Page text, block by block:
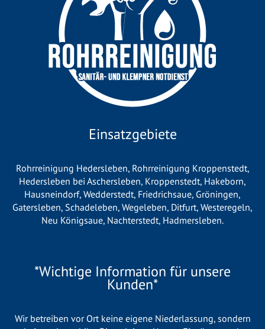
Einsatzgebiete
Rohrreinigung Hedersleben, Rohrreinigung Kroppenstedt,
Hedersleben bei Aschersleben, Kroppenstedt, Hakeborn,
Hausneindorf, Wedderstedt, Friedrichsaue, Gröningen,
Gatersleben, Schadeleben, Wegeleben, Ditfurt, Westeregeln,
Neu Königsaue, Nachterstedt, Hadmersleben.
*Wichtige Information für unsere
Kunden*
Wir betreiben vor Ort keine eigene Niederlassung, sondern